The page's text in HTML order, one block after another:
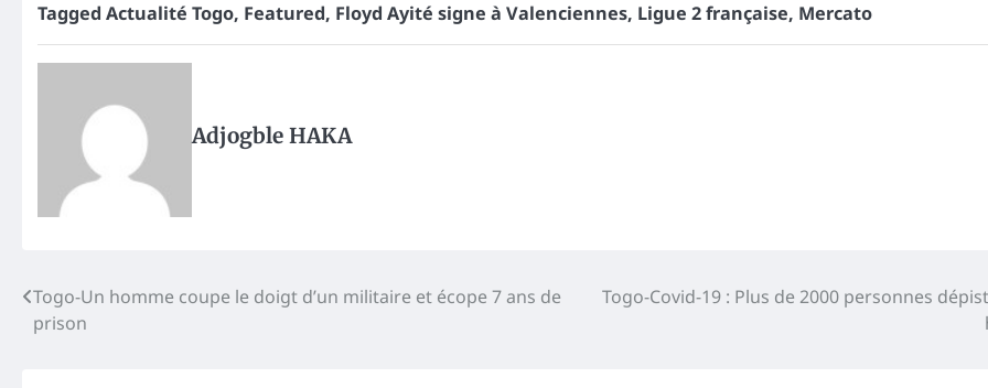
Tagged Actualité Togo, Featured, Floyd Ayité signe à Valenciennes, Ligue 2 française, Mercato
Adjogble HAKA
Post
navigation
Togo-Un homme coupe le doigt d’un militaire et écope 7 ans de
prison
Togo-Covid-19 : Plus de 2000 personnes